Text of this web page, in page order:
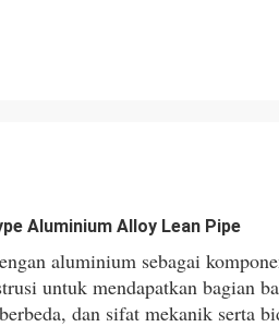
Aluminium Alloy Lean Pipe
aluminium sebagai
untuk mendapatkan bagian
dan sifat mekanik serta